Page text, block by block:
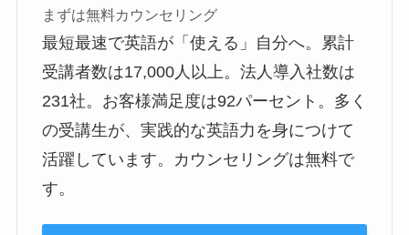
まずは無料カウンセリング
最短最速で英語が「使える」自分へ。累計
受講者数は17,000人以上。法人導入社数は
231社。お客様満足度は92パーセント。多く
の受講生が、実践的な英語力を身につけて
活躍しています。カウンセリングは無料で
す。